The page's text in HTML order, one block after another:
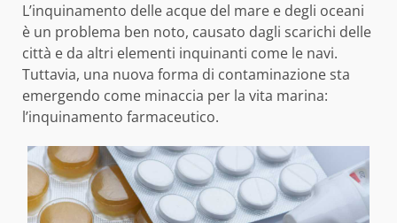
L’inquinamento delle acque del mare e degli oceani
è un problema ben noto, causato dagli scarichi delle
città e da altri elementi inquinanti come le navi.
Tuttavia, una nuova forma di contaminazione sta
emergendo come minaccia per la vita marina:
l’inquinamento farmaceutico.